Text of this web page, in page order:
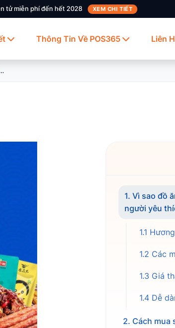
tử miễn phí đến hết 2028 XEM CHI TIẾT
Thông Tin Về POS365 Liên
Trung Quốc: Chi tiết – hay nhất
1. Vì sao đồ
người yêu
1.1
1.2 Các
1.3 Giá
1.4 Dễ
2. Cách mua